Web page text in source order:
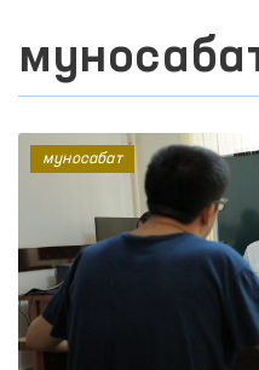
муносабат